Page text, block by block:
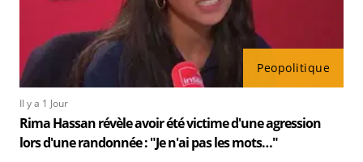
Peopolitique
Il y a 1 Jour
Rima Hassan révèle avoir été victime d'une agression
lors d'une randonnée : "Je n'ai pas les mots…"